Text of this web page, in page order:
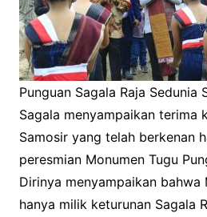
Punguan Sagala Raja Sedunia
Sagala menyampaikan terima
Samosir yang telah berkenan
peresmian Monumen Tugu
Dirinya menyampaikan bahwa
hanya milik keturunan Sagala